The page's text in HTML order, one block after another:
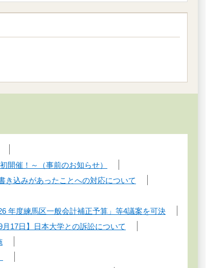
開催！～（事前のお知らせ）
き込みがあったことへの対応について
年度練馬区一般会計補正予算」等4議案を可決
月17日】日本大学との訴訟について